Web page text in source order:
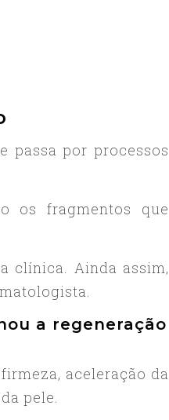
passa por processos
os fragmentos que
clínica. Ainda assim,
a regeneração
aceleração da
pele.